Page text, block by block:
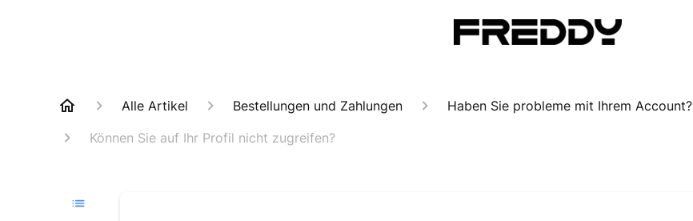
Alle Artikel Bestellungen und Zahlungen
Haben Sie probleme mit Ihrem Account?
Können Sie auf Ihr Profil nicht zugreifen?